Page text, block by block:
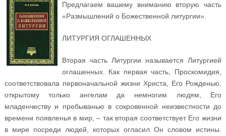
Предлагаем вашему вниманию вторую часть
«Размышлений о Божественной литургии».
ЛИТУРГИЯ ОГЛАШЕННЫХ
Вторая часть Литургии называется Литургией
оглашенных. Как первая часть, Проскомидия,
соответствовала первоначальной жизни Христа, Его Рожденью,
открытому только ангелам да немногим людям, Его
младенчеству и пребыванью в сокровенной неизвестности до
времени появленья в мир, – так вторая соответствует Его жизни
в мире посреди людей, которых огласил Он словом истины.